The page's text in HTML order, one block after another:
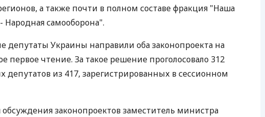
а также почти в полном составе фракция "Наша
Народная самооборона".
депутаты Украины направили оба законопроекта на
первое чтение. За такое решение проголосовало 312
депутатов из 417, зарегистрированных в сессионном
обсуждения законопроектов заместитель министра